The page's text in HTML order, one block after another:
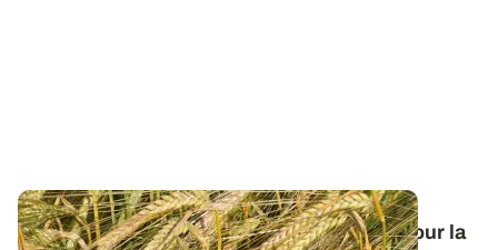
Orge de printemps : nos préconisations pour la